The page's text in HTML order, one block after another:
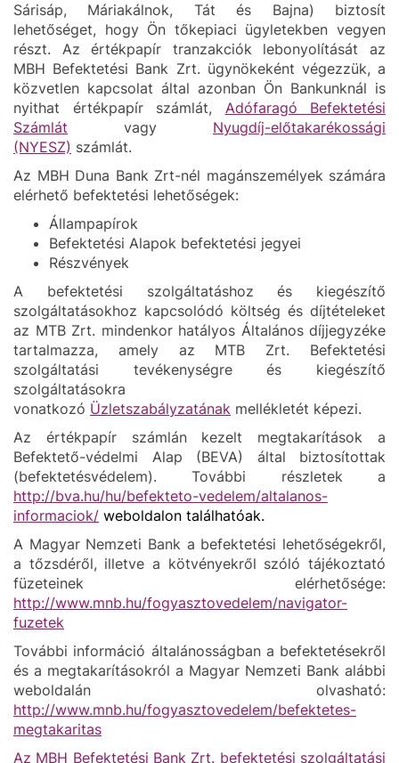
Sárisáp, Máriakálnok, Tát és Bajna) biztosít
lehetőséget, hogy Ön tőkepiaci ügyletekben vegyen
részt. Az értékpapír tranzakciók lebonyolítását az
MBH Befektetési Bank Zrt. ügynökeként végezzük, a
közvetlen kapcsolat által azonban Ön Bankunknál is
nyithat értékpapír számlát, Adófaragó Befektetési
Számlát vagy Nyugdíj-előtakarékossági
(NYESZ) számlát.
Az MBH Duna Bank Zrt-nél magánszemélyek számára
elérhető befektetési lehetőségek:
Állampapírok
Befektetési Alapok befektetési jegyei
Részvények
A befektetési szolgáltatáshoz és kiegészítő
szolgáltatásokhoz kapcsolódó költség és díjtételeket
az MTB Zrt. mindenkor hatályos Általános díjjegyzéke
tartalmazza, amely az MTB Zrt. Befektetési
szolgáltatási tevékenységre és kiegészítő
szolgáltatásokra
vonatkozó Üzletszabályzatának mellékletét képezi.
Az értékpapír számlán kezelt megtakarítások a
Befektető-védelmi Alap (BEVA) által biztosítottak
(befektetésvédelem). További részletek a
http://bva.hu/hu/befekteto-vedelem/altalanos-
informaciok/ weboldalon találhatóak.
A Magyar Nemzeti Bank a befektetési lehetőségekről,
a tőzsdéről, illetve a kötvényekről szóló tájékoztató
füzeteinek elérhetősége:
http://www.mnb.hu/fogyasztovedelem/navigator-
fuzetek
További információ általánosságban a befektetésekről
és a megtakarításokról a Magyar Nemzeti Bank alábbi
weboldalán olvasható:
http://www.mnb.hu/fogyasztovedelem/befektetes-
megtakaritas
Az MBH Befektetési Bank Zrt. befektetési szolgáltatási